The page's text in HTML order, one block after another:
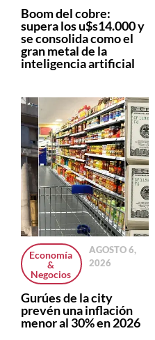
Boom del cobre:
supera los u$s14.000 y
se consolida como el
gran metal de la
inteligencia artificial
Economía
&
Negocios
AGOSTO 6,
2026
Gurúes de la city
prevén una inflación
menor al 30% en 2026